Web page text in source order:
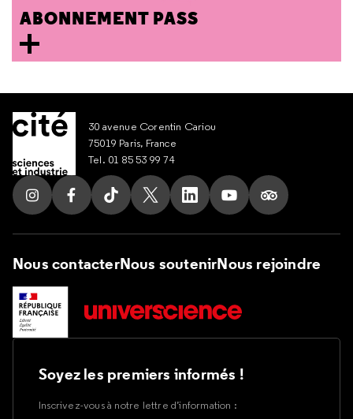
ABONNEMENT PASS
30 avenue Corentin Cariou
75019 Paris, France
Tel. 01 85 53 99 74
Suivez nous sur Instagram
Suivez nous sur Facebook
Suivez nous sur Tik Tok
Suivez nous sur X
Suivez nous sur LinkedIn
Suivez nous sur
Suivez nous
Nous contacterNous soutenirNous rejoindre
Soyez les premiers informés !
Inscrivez-vous à notre lettre d’information :